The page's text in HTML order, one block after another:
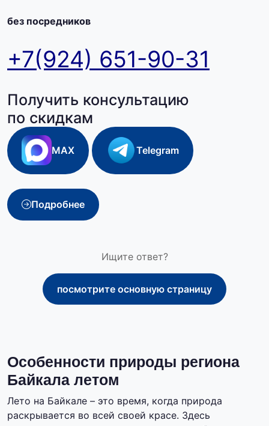
без посредников
+7(924) 651-90-31
Получить консультацию
по скидкам
MAX Telegram
Подробнее
Ищите ответ?
посмотрите основную страницу
Особенности природы региона
Байкала летом
Лето на Байкале – это время, когда природа
раскрывается во всей своей красе. Здесь